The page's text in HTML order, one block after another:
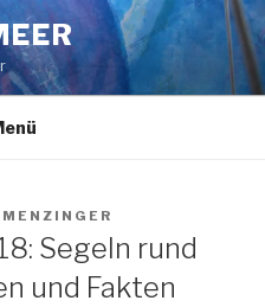
Segeln rund
und Fakten